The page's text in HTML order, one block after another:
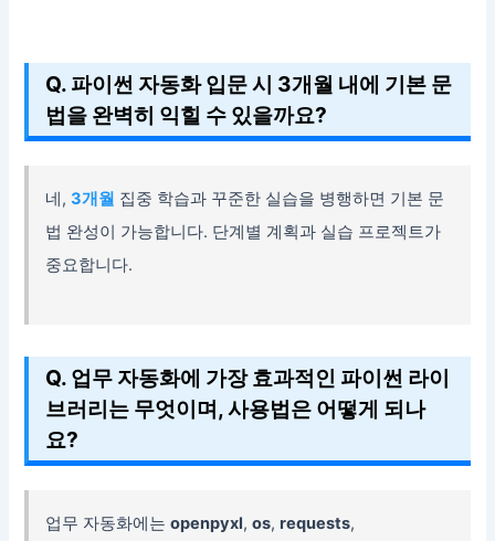
Q. 파이썬 자동화 입문 시 3개월 내에 기본 문
법을 완벽히 익힐 수 있을까요?
네,3개월 집중 학습과 꾸준한 실습을 병행하면 기본 문
법 완성이 가능합니다. 단계별 계획과 실습 프로젝트가
중요합니다.
Q. 업무 자동화에 가장 효과적인 파이썬 라이
브러리는 무엇이며, 사용법은 어떻게 되나
요?
업무 자동화에는openpyxl,os,requests,